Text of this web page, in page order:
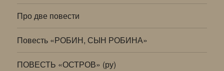
Про две повести
Повесть «РОБИН, СЫН РОБИНА»
ПОВЕСТЬ «ОСТРОВ» (ру)